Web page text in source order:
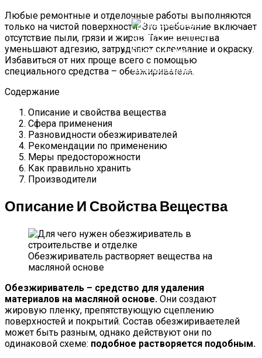
Использование Электронных
Плат В Промышленном
Любые ремонтные и отделочные работы выполняются
только на чистой поверхности. Это требование включает
отсутствие пыли, грязи и жиров. Такие вещества
уменьшают адгезию, затрудняют склеивание и окраску.
Избавиться от них проще всего с помощью
специального средства – обезжиривателя.
Содержание
Описание и свойства вещества
Сфера применения
Разновидности обезжиривателей
Рекомендации по применению
Меры предосторожности
Как правильно хранить
Производители
Описание И Свойства Вещества
Обезжириватель растворяет вещества на
масляной основе
Обезжириватель – средство для удаления
материалов на масляной основе. Они создают
жировую пленку, препятствующую сцеплению
поверхностей и покрытий. Состав обезжириваетелей
может быть разным, однако действуют они по
одинаковой схеме: подобное растворяется подобным.